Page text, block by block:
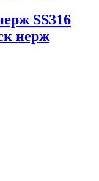
SS316
нерж